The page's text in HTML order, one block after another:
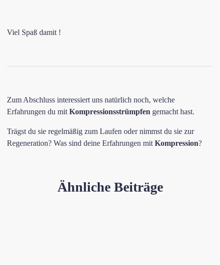
Viel Spaß damit !
Zum Abschluss interessiert uns natürlich noch, welche
Erfahrungen du mit Kompressionsstrümpfen gemacht hast.
Trägst du sie regelmäßig zum Laufen oder nimmst du sie zur
Regeneration? Was sind deine Erfahrungen mit Kompression?
Ähnliche Beiträge